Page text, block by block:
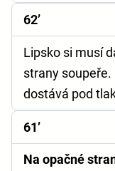
62’
Lipsko si musí
strany soupeře.
dostává pod
61’
Na opačné